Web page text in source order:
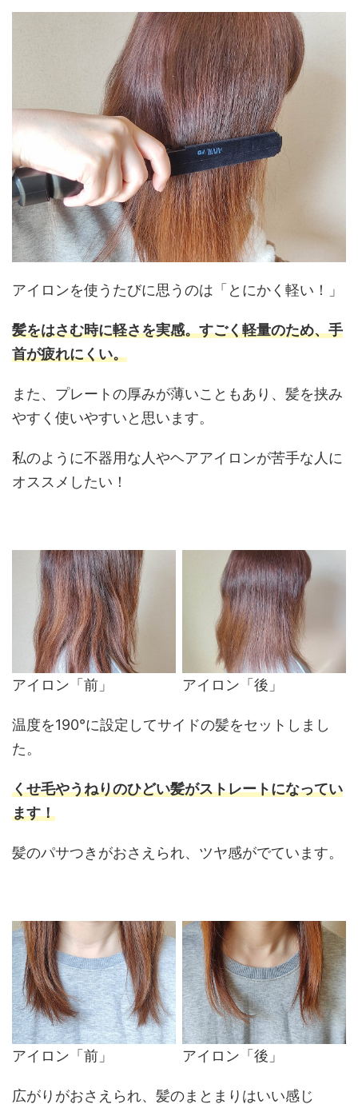
アイロンを使うたびに思うのは「とにかく軽い！」
髪をはさむ時に軽さを実感。すごく軽量のため、手
首が疲れにくい。
また、プレートの厚みが薄いこともあり、髪を挟み
やすく使いやすいと思います。
私のように不器用な人やヘアアイロンが苦手な人に
オススメしたい！
アイロン「前」 アイロン「後」
温度を190°に設定してサイドの髪をセットしまし
た。
くせ毛やうねりのひどい髪がストレートになってい
ます！
髪のパサつきがおさえられ、ツヤ感がでています。
アイロン「前」 アイロン「後」
広がりがおさえられ、髪のまとまりはいい感じ